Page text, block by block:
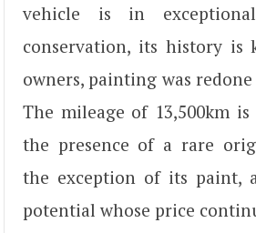
vehicle is in
conservation, its history is
owners, painting was
The mileage of 13,500km is
the presence of a rare
the exception of its paint,
potential whose price